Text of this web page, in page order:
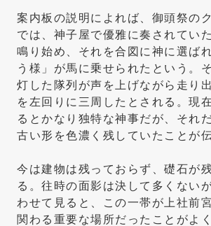
案内板の説明によれば、御頭祭の
では、神子屋で優雅に奏されてい
鳴り始め、それを合図に神に選ば
う様」が馬に乗せられたという。
灯した隊列が声を上げながら走り
を左回りに三周したとされる。現
るとかなり独特な神事だが、それ
古い形を色濃く残していたことが
今は建物は残っておらず、礎石が
る。往時の面影は決して多くない
わせて見ると、この一帯が上社前
関わる重要な場所だったことがよ